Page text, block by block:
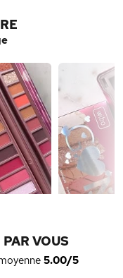
VOUS
5.00/5